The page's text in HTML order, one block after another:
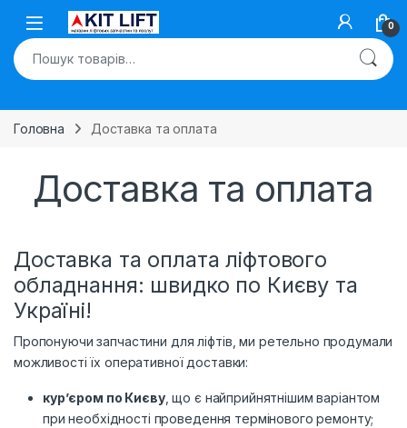
Skip to navigation
Skip to content
Open 0
Шукати:
Головна Доставка та оплата
Доставка та оплата
Доставка та оплата ліфтового
обладнання: швидко по Києву та
Україні!
Пропонуючи запчастини для ліфтів, ми ретельно продумали
можливості їх оперативної доставки:
кур’єром по Києву, що є найприйнятнішим варіантом
при необхідності проведення термінового ремонту;